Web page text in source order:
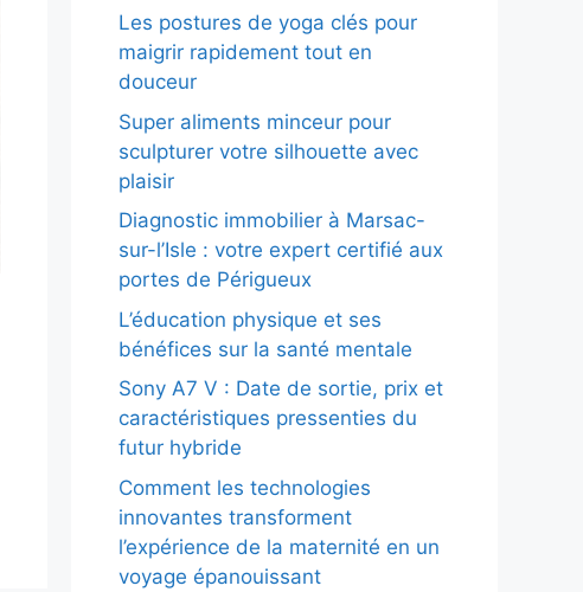
Les postures de yoga clés pour
maigrir rapidement tout en
douceur
Super aliments minceur pour
sculpturer votre silhouette avec
plaisir
Diagnostic immobilier à Marsac-
sur-l’Isle : votre expert certifié aux
portes de Périgueux
L’éducation physique et ses
bénéfices sur la santé mentale
Sony A7 V : Date de sortie, prix et
caractéristiques pressenties du
futur hybride
Comment les technologies
innovantes transforment
l’expérience de la maternité en un
voyage épanouissant